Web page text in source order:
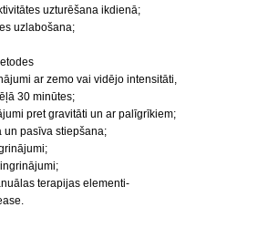
uzturēšana ikdienā;
uzlabošana;
ar zemo vai vidējo intensitāti,
30 minūtes;
pret gravitāti un ar palīgrīkiem;
un pasīva stiepšana;
terapijas elementi-